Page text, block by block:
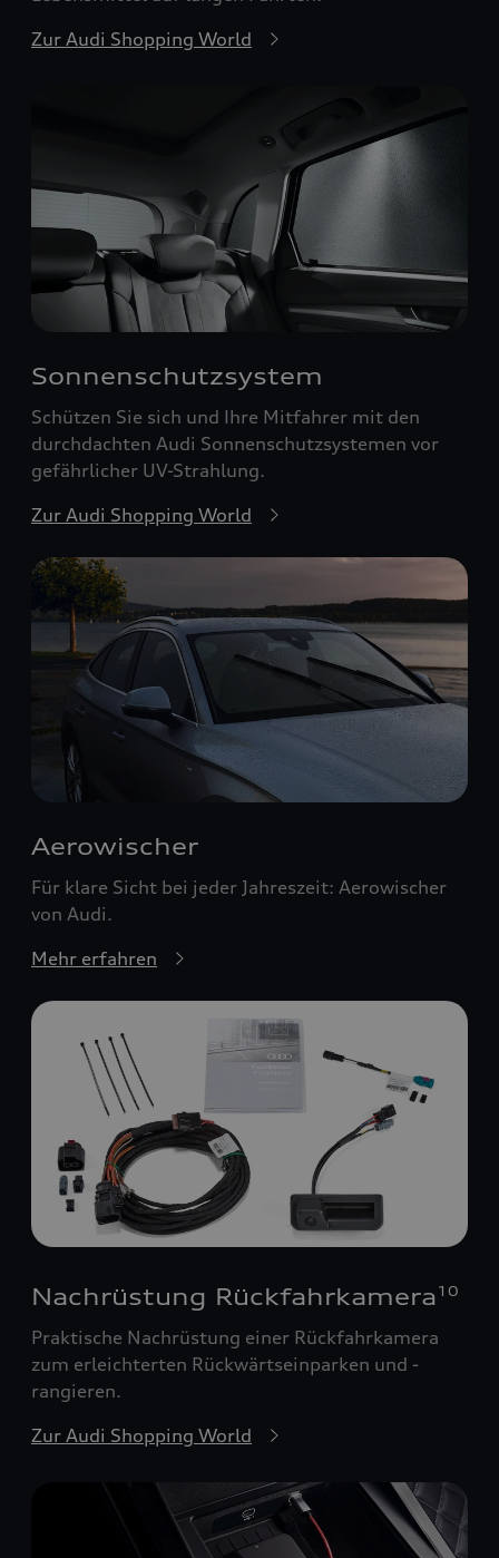
Zur Audi Shopping World
Sonnenschutzsystem
Schützen Sie sich und Ihre Mitfahrer mit den
durchdachten Audi Sonnenschutzsystemen vor
gefährlicher UV-Strahlung.
Zur Audi Shopping World
Aerowischer
Für klare Sicht bei jeder Jahreszeit: Aerowischer
von Audi.
Mehr erfahren
Nachrüstung Rückfahrkamera 10
Praktische Nachrüstung einer Rückfahrkamera
zum erleichterten Rückwärtseinparken und -
rangieren.
Zur Audi Shopping World